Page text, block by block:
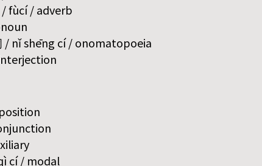
fùcí / adverb
/ nǐ shēng cí / onomatopoeia
cí / modal